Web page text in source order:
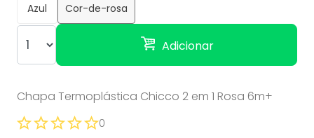
Azul
Cor-de-rosa
Adicionar
Chapa Termoplástica Chicco 2 em 1 Rosa 6m+
0